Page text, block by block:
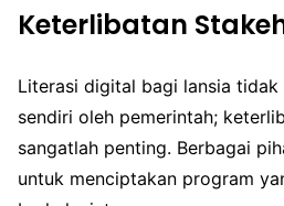
Keterlibatan
Literasi digital bagi lansia
sendiri oleh pemerintah;
sangatlah penting. Berbagai
untuk menciptakan program